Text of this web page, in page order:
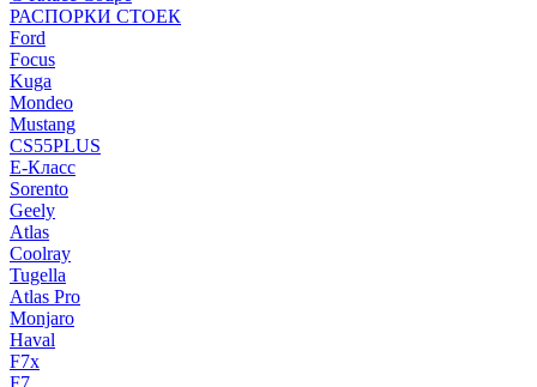
РАСПОРКИ СТОЕК
Ford
Focus
Kuga
Mondeo
Mustang
CS55PLUS
E-Класс
Sorento
Geely
Atlas
Coolray
Tugella
Atlas Pro
Monjaro
Haval
F7x
F7